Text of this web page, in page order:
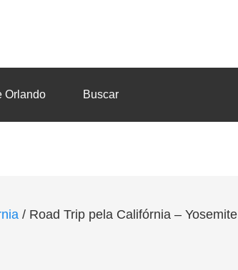
Orlando Buscar
/ Road Trip pela Califórnia – Yosemite